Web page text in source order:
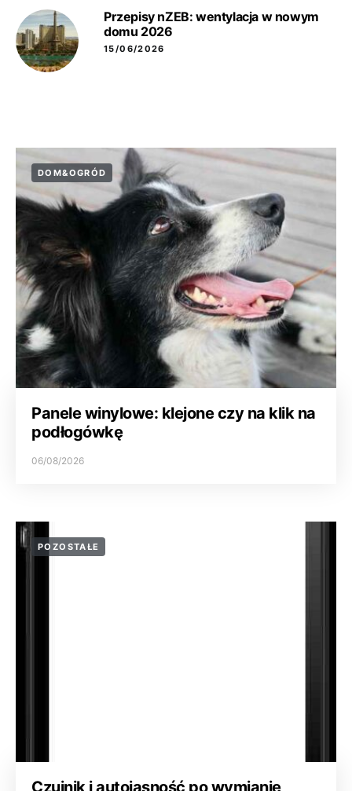
Przepisy nZEB: wentylacja w nowym
domu 2026
15/06/2026
DOM&OGRÓD
Panele winylowe: klejone czy na klik na
podłogówkę
06/08/2026
POZOSTAŁE
Czujnik i autojasność po wymianie